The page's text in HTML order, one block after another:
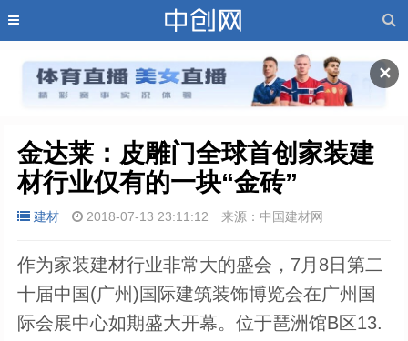
✕
金达莱：皮雕门全球首创家装建
材行业仅有的一块“金砖”
建材 2018-07-13 23:11:12 来源：中国建材网
作为家装建材行业非常大的盛会，7月8日第二
十届中国(广州)国际建筑装饰博览会在广州国
际会展中心如期盛大开幕。位于琶洲馆B区13.